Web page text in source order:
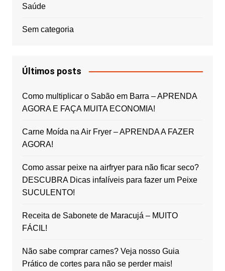
Saúde
Sem categoria
Últimos posts
Como multiplicar o Sabão em Barra – APRENDA
AGORA E FAÇA MUITA ECONOMIA!
Carne Moída na Air Fryer – APRENDA A FAZER
AGORA!
Como assar peixe na airfryer para não ficar seco?
DESCUBRA Dicas infalíveis para fazer um Peixe
SUCULENTO!
Receita de Sabonete de Maracujá – MUITO
FÁCIL!
Não sabe comprar carnes? Veja nosso Guia
Prático de cortes para não se perder mais!